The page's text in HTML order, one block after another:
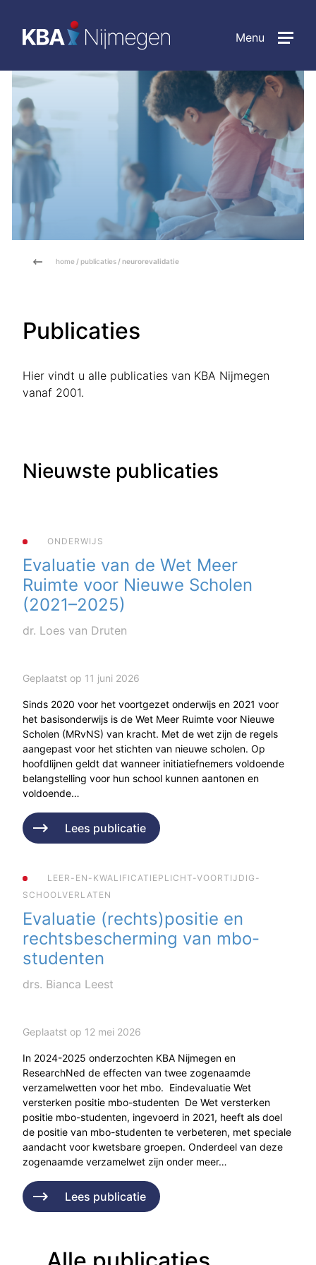
Menu
home / publicaties / neurorevalidatie
Publicaties
Hier vindt u alle publicaties van KBA Nijmegen
vanaf 2001.
Nieuwste publicaties
ONDERWIJS
Evaluatie van de Wet Meer
Ruimte voor Nieuwe Scholen
(2021–2025)
dr. Loes van Druten
Geplaatst op 11 juni 2026
Sinds 2020 voor het voortgezet onderwijs en 2021 voor
het basisonderwijs is de Wet Meer Ruimte voor Nieuwe
Scholen (MRvNS) van kracht. Met de wet zijn de regels
aangepast voor het stichten van nieuwe scholen. Op
hoofdlijnen geldt dat wanneer initiatiefnemers voldoende
belangstelling voor hun school kunnen aantonen en
voldoende…
Lees publicatie
LEER-EN-KWALIFICATIEPLICHT-VOORTIJDIG-
SCHOOLVERLATEN
Evaluatie (rechts)positie en
rechtsbescherming van mbo-
studenten
drs. Bianca Leest
Geplaatst op 12 mei 2026
In 2024-2025 onderzochten KBA Nijmegen en
ResearchNed de effecten van twee zogenaamde
verzamelwetten voor het mbo. Eindevaluatie Wet
versterken positie mbo-studenten De Wet versterken
positie mbo-studenten, ingevoerd in 2021, heeft als doel
de positie van mbo-studenten te verbeteren, met speciale
aandacht voor kwetsbare groepen. Onderdeel van deze
zogenaamde verzamelwet zijn onder meer…
Lees publicatie